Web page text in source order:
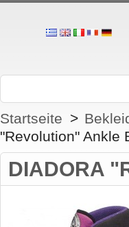
Startseite >
"Revolution" Ankle
DIADORA